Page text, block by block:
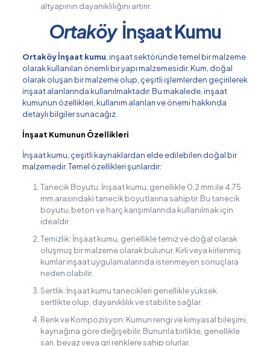
altyapının dayanıklılığını artırır.
Ortaköy İnşaat Kumu
Ortaköy İnşaat kumu , inşaat sektöründe temel bir malzeme
olarak kullanılan önemli bir yapı malzemesidir. Kum, doğal
olarak oluşan bir malzeme olup, çeşitli işlemlerden geçirilerek
inşaat alanlarında kullanılmaktadır. Bu makalede, inşaat
kumunun özellikleri, kullanım alanları ve önemi hakkında
detaylı bilgiler sunacağız.
İnşaat Kumunun Özellikleri
İnşaat kumu, çeşitli kaynaklardan elde edilebilen doğal bir
malzemedir. Temel özellikleri şunlardır:
Tanecik Boyutu: İnşaat kumu, genellikle 0.2 mm ile 4.75
mm arasındaki tanecik boyutlarına sahiptir. Bu tanecik
boyutu, beton ve harç karışımlarında kullanılmak için
idealdir.
Temizlik: İnşaat kumu, genellikle temiz ve doğal olarak
oluşmuş bir malzeme olarak bulunur. Kirli veya kirlenmiş
kumlar inşaat uygulamalarında istenmeyen sonuçlara
neden olabilir.
Sertlik: İnşaat kumu tanecikleri genellikle yüksek
sertlikte olup, dayanıklılık ve stabilite sağlar.
Renk ve Kompozisyon: Kumun rengi ve kimyasal bileşimi,
kaynağına göre değişebilir. Bununla birlikte, genellikle
sarı, beyaz veya gri renklere sahip olurlar.